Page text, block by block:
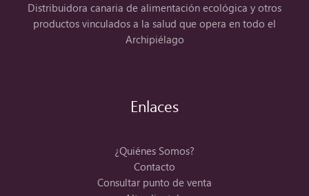
Distribuidora canaria de alimentación ecológica y otros
productos vinculados a la salud que opera en todo el
Archipiélago
Enlaces
¿Quiénes Somos?
Contacto
Consultar punto de venta